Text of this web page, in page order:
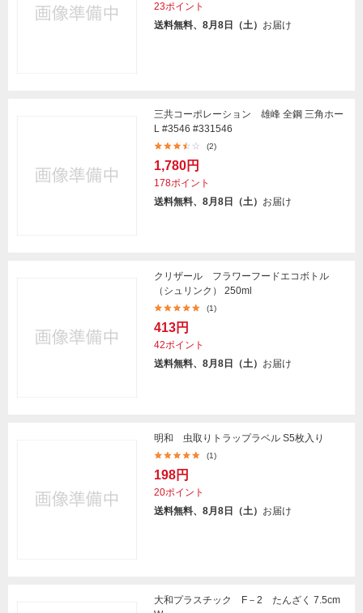
23ポイント
送料無料、8月8日（土） お届け
三共コーポレーション 雄峰 全鋼 三角ホー
L #3546 #331546
(2)
1,780円
178ポイント
送料無料、8月8日（土） お届け
クリザール フラワーフードエコボトル
（シュリンク） 250ml
(1)
413円
42ポイント
送料無料、8月8日（土） お届け
明和 虫取りトラップラベル S5枚入り
(1)
198円
20ポイント
送料無料、8月8日（土） お届け
大和プラスチック F－2 たんざく 7.5cm